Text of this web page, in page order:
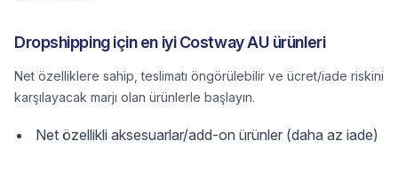
Dropshipping için en iyi Costway AU ürünleri
Net özelliklere sahip, teslimatı öngörülebilir ve ücret/iade riskini
karşılayacak marjı olan ürünlerle başlayın.
Net özellikli aksesuarlar/add-on ürünler (daha az iade)